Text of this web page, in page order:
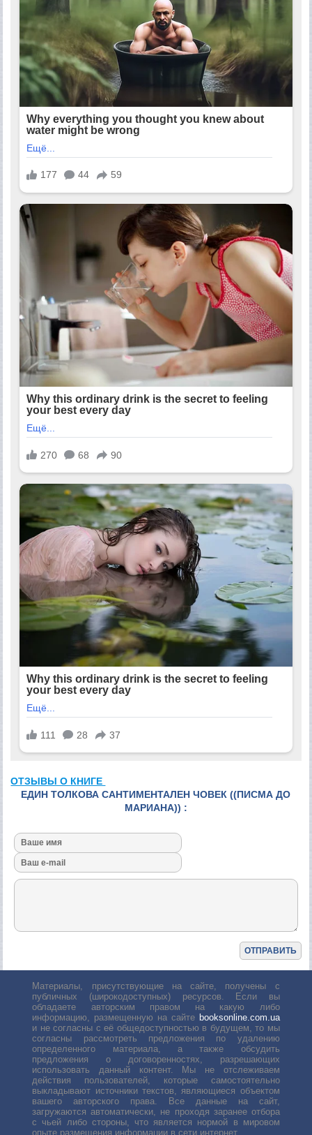
ОТЗЫВЫ О КНИГЕ
ЕДИН ТОЛКОВА САНТИМЕНТАЛЕН ЧОВЕК ((ПИСМА ДО
МАРИАНА)) :
Материалы, присутствующие на сайте, получены с
публичных (широкодоступных) ресурсов. Если вы
обладаете авторским правом на какую либо
информацию, размещенную на сайте booksonline.com.ua
и не согласны с её общедоступностью в будущем, то мы
согласны рассмотреть предложения по удалению
определенного материала, а также обсудить
предложения о договоренностях, разрешающих
использовать данный контент. Мы не отслеживаем
действия пользователей, которые самостоятельно
выкладывают источники текстов, являющиеся объектом
вашего авторского права. Все данные на сайт,
загружаются автоматически, не проходя заранее отбора
с чьей либо стороны, что является нормой в мировом
опыте размещения информации в сети интернет.